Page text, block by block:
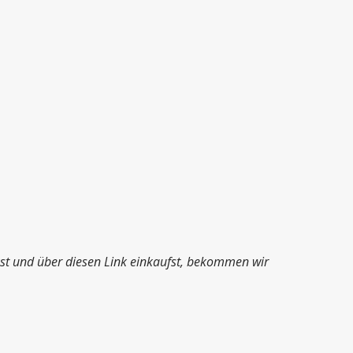
und über diesen Link einkaufst, bekommen wir